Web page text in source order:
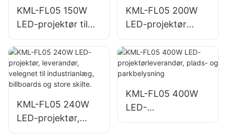
KML-FL05 150W
LED-projektør til
belysning af
parkeringspladser
og
opbevaringsområd
KML-FL05 200W
LED-projektør
leverandør,
nødbelysning og
katastrofehjælpspr
ojekter
KML-FL05 240W
LED-projektør,
leverandør,
KML-FL05 400W
LED-
projektørleverandø